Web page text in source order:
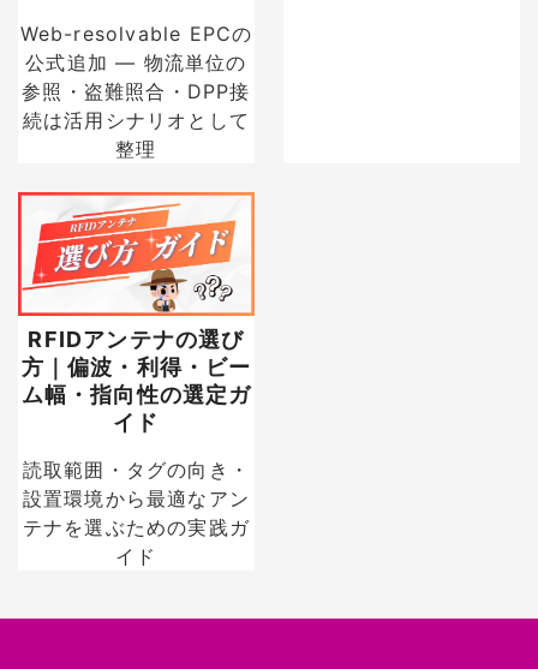
Web-resolvable EPCの
公式追加 — 物流単位の
参照・盗難照合・DPP接
続は活用シナリオとして
整理
RFIDアンテナの選び
方｜偏波・利得・ビー
ム幅・指向性の選定ガ
イド
読取範囲・タグの向き・
設置環境から最適なアン
テナを選ぶための実践ガ
イド